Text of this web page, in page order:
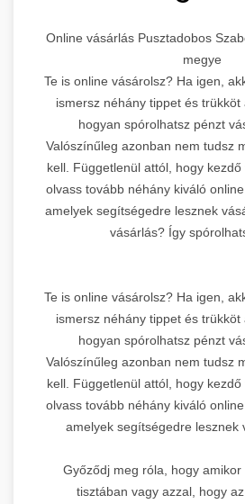
Online vásárlás Pusztadobos
megye
Te is online vásárolsz? Ha igen,
ismersz néhány tippet és trükköt
hogyan spórolhatsz pénzt
Valószínűleg azonban nem tudsz
kell. Függetlenül attól, hogy kezdő
olvass tovább néhány kiváló
amelyek segítségedre lesznek
vásárlás? Így
Te is online vásárolsz? Ha igen,
ismersz néhány tippet és trükköt
hogyan spórolhatsz pénzt
Valószínűleg azonban nem tudsz
kell. Függetlenül attól, hogy kezdő
olvass tovább néhány kiváló
amelyek segítségedre lesznek
Győződj meg róla, hogy amikor
tisztában vagy azzal, hogy